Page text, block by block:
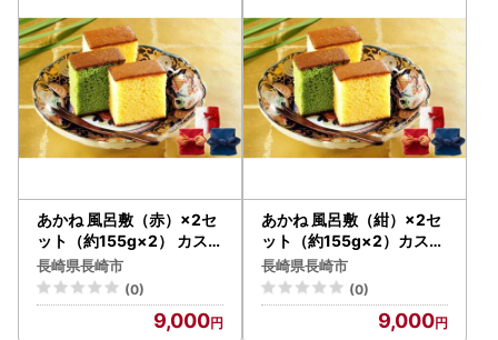
あかね 風呂敷（赤）×2セ
ット（約155g×2） カステ
ラ スイーツ 長崎
長崎県長崎市
(0)
9,000
あかね 風呂敷（紺）×2セ
ット（約155g×2）カステ
ラ スイーツ 長崎
長崎県長崎市
(0)
9,000